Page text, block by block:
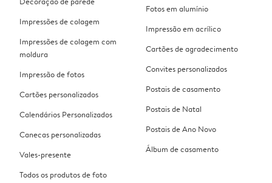
Impressões de colagem
Impressões de colagem com
moldura
Impressão de fotos
Cartões personalizados
Calendários Personalizados
Canecas personalizadas
Vales-presente
Todos os produtos de foto
Fotos em alumínio
Impressão em acrílico
Cartões de agradecimento
Convites personalizados
Postais de casamento
Postais de Natal
Postais de Ano Novo
Álbum de casamento